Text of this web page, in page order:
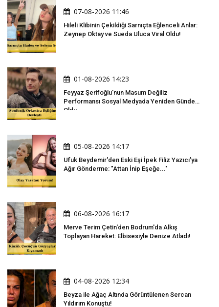
07-08-2026 11:46
Hileli Klibinin Çekildiği Sarnıçta Eğlenceli Anlar:
Zeynep Oktay ve Sueda Uluca Viral Oldu!
01-08-2026 14:23
Feyyaz Şerifoğlu'nun Masum Değiliz
Performansı Sosyal Medyada Yeniden Gündem
Oldu
05-08-2026 14:17
Ufuk Beydemir'den Eski Eşi İpek Filiz Yazıcı'ya
Ağır Gönderme: "Attan İnip Eşeğe..."
06-08-2026 16:17
Merve Terim Çetin'den Bodrum'da Alkış
Toplayan Hareket: Elbisesiyle Denize Atladı!
04-08-2026 12:34
Beyza ile Ağaç Altında Görüntülenen Sercan
Yıldırım Konuştu!